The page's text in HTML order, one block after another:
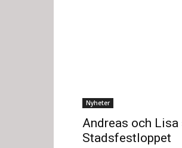
Nyheter
Andreas och Lisa
Stadsfestloppet